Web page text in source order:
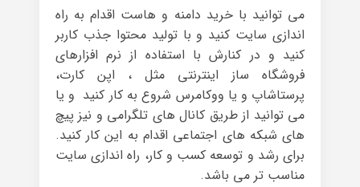
می توانید با خرید دامنه و هاست اقدام به راه
اندازی سایت کنید و با تولید محتوا جذب کاربر
کنید و در کنارش با استفاده از نرم افزارهای
فروشگاه ساز اینترنتی مثل ، اپن کارت،
پرستاشاپ و یا ووکامرس شروع به کار کنید و یا
می توانید از طریق کانال های تلگرامی و نیز پیچ
های شبکه های اجتماعی اقدام به این کار کنید.
برای رشد و توسعه کسب و کار، راه اندازی سایت
مناسب تر می باشد.